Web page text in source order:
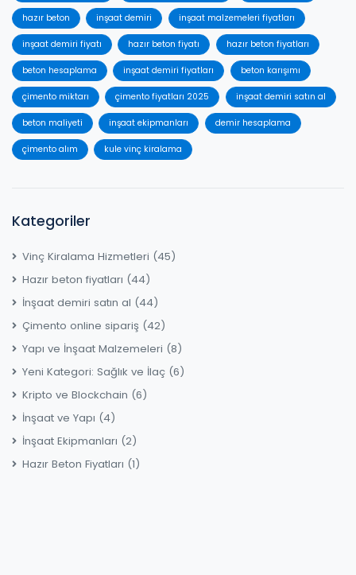
hazır beton inşaat demiri inşaat malzemeleri fiyatları
inşaat demiri fiyatı hazır beton fiyatı hazır beton fiyatları
beton hesaplama inşaat demiri fiyatları beton karışımı
çimento miktarı çimento fiyatları 2025 inşaat demiri satın al
beton maliyeti inşaat ekipmanları demir hesaplama
çimento alım kule vinç kiralama
Kategoriler
Vinç Kiralama Hizmetleri (45)
Hazır beton fiyatları (44)
İnşaat demiri satın al (44)
Çimento online sipariş (42)
Yapı ve İnşaat Malzemeleri (8)
Yeni Kategori: Sağlık ve İlaç (6)
Kripto ve Blockchain (6)
İnşaat ve Yapı (4)
İnşaat Ekipmanları (2)
Hazır Beton Fiyatları (1)